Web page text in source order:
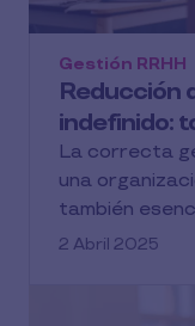
Reducción
indefinido:
Gestión RRHH
La correcta
una
también
2 Abril 2025